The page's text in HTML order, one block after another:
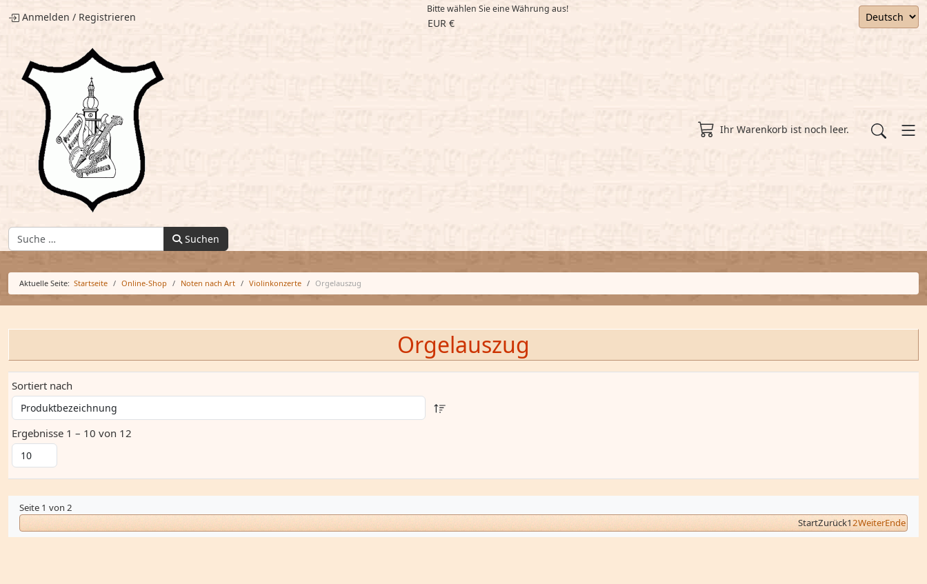
Anmelden / Registrieren
Bitte wählen Sie eine Währung aus!
EUR €
Finden: Suchen
Ihr Warenkorb ist noch leer.
Aktuelle Seite: Startseite Online-Shop Noten nach Art Violinkonzerte Orgelauszug
Orgelauszug
Sortiert nach
Ergebnisse 1 – 10 von 12
Seite 1 von 2
StartZurück12WeiterEnde